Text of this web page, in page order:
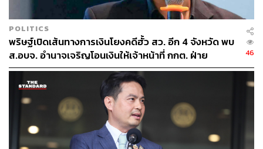
การในขั้นตอนต่อไป ส่วนการประสานงานกับพรรค
ประชาธิปัตย์นั้น ณัฐพงษ์ระบุว่าทุกกระบวนการต้องเป็นไป
ตามรัฐธรรมนูญ และการเปิดประชุมสมัยวิสามัญเป็นอำนาจ
ของ ครม. โดยพรรคประชาชนยืนยันจุดยืนไม่เห็นด้วยกับคำ
วินิจฉัยของศาลรัฐธรรมนูญ
ตั้งข้อสังเกต พ.ร.ก. ซ้ำซ้อนกับงบประมาณราย
จ่ายฯ เล็งตัดทั้งโครงการ
POLITICS
พริษฐ์เปิดเส้นทางการเงินโยงคดีฮั้ว สว. อีก 4 จังหวัด พบ
ส.อบจ. อำนาจเจริญโอนเงินให้เจ้าหน้าที่ กกต. ฝ่าย
สืบสวน
46